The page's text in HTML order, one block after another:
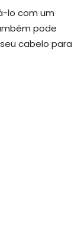
lo com um
pode
cabelo para